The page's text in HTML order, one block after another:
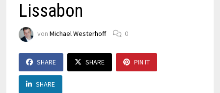
Lissabon
von Michael Westerhoff 0
SHARE SHARE PIN IT
SHARE